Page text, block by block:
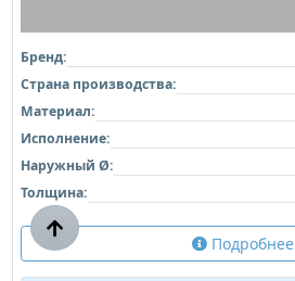
Бренд:
Страна производства:
Материал:
Исполнение:
Наружный Ø:
Толщина:
Подробнее